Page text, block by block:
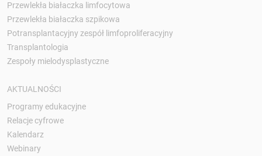
Przewlekła białaczka limfocytowa
Przewlekła białaczka szpikowa
Potransplantacyjny zespół limfoproliferacyjny
Transplantologia
Zespoły mielodysplastyczne
AKTUALNOŚCI
Programy edukacyjne
Relacje cyfrowe
Kalendarz
Webinary